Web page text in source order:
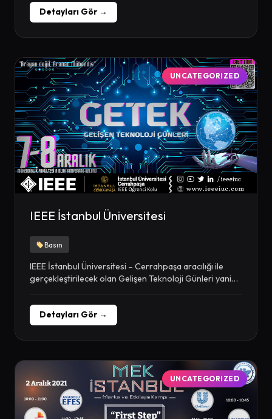
Detayları Gör →
UNCATEGORIZED
IEEE İstanbul Üniversitesi
Basın
IEEE İstanbul Üniversitesi – Cerrahpaşa aracılığı ile
gerçekleştirilecek olan Gelişen Teknoloji Günleri yani
Detayları Gör →
UNCATEGORIZED